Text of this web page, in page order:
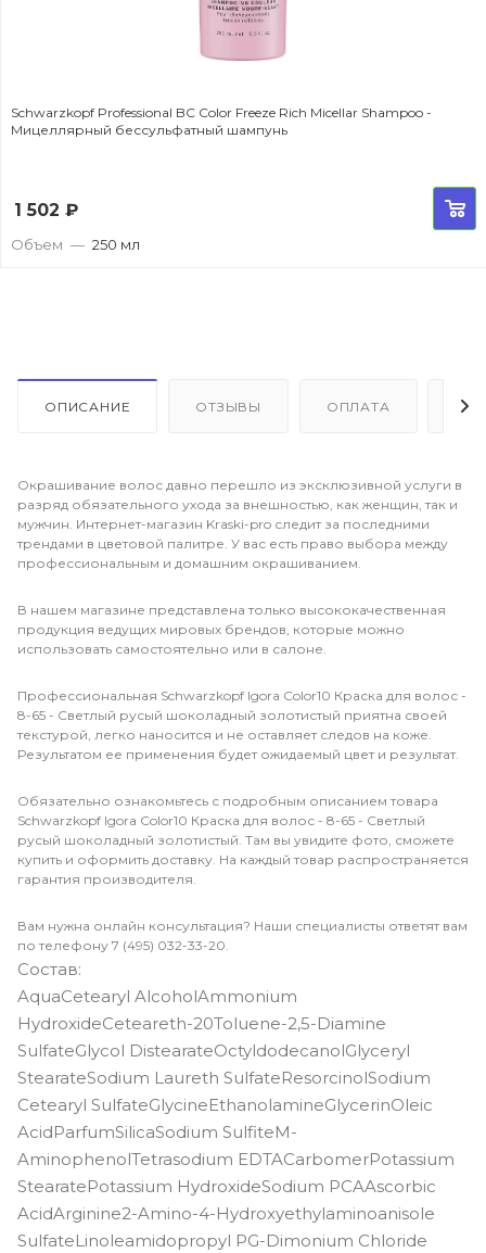
Schwarzkopf Professional BC Color Freeze Rich Micellar Shampoo -
Мицеллярный бессульфатный шампунь
1 502 ₽
Объем — 250 мл
ОПИСАНИЕ ОТЗЫВЫ ОПЛАТА
Окрашивание волос давно перешло из эксклюзивной услуги в
разряд обязательного ухода за внешностью, как женщин, так и
мужчин. Интернет-магазин Kraski-pro следит за последними
трендами в цветовой палитре. У вас есть право выбора между
профессиональным и домашним окрашиванием.
В нашем магазине представлена только высококачественная
продукция ведущих мировых брендов, которые можно
использовать самостоятельно или в салоне.
Профессиональная Schwarzkopf Igora Color10 Краска для волос -
8-65 - Светлый русый шоколадный золотистый приятна своей
текстурой, легко наносится и не оставляет следов на коже.
Результатом ее применения будет ожидаемый цвет и результат.
Обязательно ознакомьтесь с подробным описанием товара
Schwarzkopf Igora Color10 Краска для волос - 8-65 - Светлый
русый шоколадный золотистый. Там вы увидите фото, сможете
купить и оформить доставку. На каждый товар распространяется
гарантия производителя.
Вам нужна онлайн консультация? Наши специалисты ответят вам
по телефону 7 (495) 032-33-20.
Состав:
AquaCetearyl AlcoholAmmonium
HydroxideCeteareth-20Toluene-2,5-Diamine
SulfateGlycol DistearateOctyldodecanolGlyceryl
StearateSodium Laureth SulfateResorcinolSodium
Cetearyl SulfateGlycineEthanolamineGlycerinOleic
AcidParfumSilicaSodium SulfiteM-
AminophenolTetrasodium EDTACarbomerPotassium
StearatePotassium HydroxideSodium PCAAscorbic
AcidArginine2-Amino-4-Hydroxyethylaminoanisole
SulfateLinoleamidopropyl PG-Dimonium Chloride